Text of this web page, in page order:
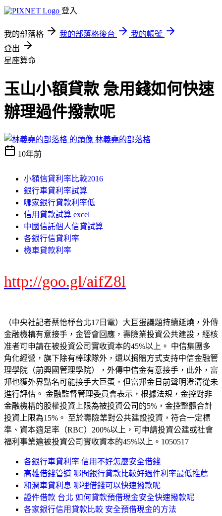
登入
我的部落格 我的部落格後台
我的帳號
登出
星座算命
玉山小額貸款 急用錢如何快速
辦理過件撥款呢
林義堯的部落格
10年前
小額信貸利率比較2016
銀行車貸利率試算
哪家銀行貸款利率低
信用貸款試算 excel
中國信託個人信貸試算
各銀行信貸利率
機車貸款利率
http://goo.gl/aifZ8l
（中央社記者蔡怡杼台北17日電）大巨蛋議題持續延燒，外傳
金融機構有意接手，金管會回應，壽險業投資公共建設，經核
准者可申請在被投資公司實收資本的45%以上。 中信集團多
角化經營，旗下除有棒球隊外，還以捐贈方式支持中信金融管
理學院（前興國管理學院），外傳中信金有意接手，此外，富
邦也獲外界點名可能接手大巨蛋，但富邦金日前聲明澄清從未
進行評估。 金融監督管理委員會表示，根據法規，金控對非
金融機構的股權投資上限為被投資公司的5%，金控整體合計
投資上限為15%。 至於壽險業對公共建設投資，符合一定標
準、資本適足率（RBC）200%以上，可申請投資公建或社會
福利事業逾被投資公司實收資本的45%以上。1050517
各銀行車貸利率 信用不好怎麼安全借錢
高雄借錢管道 哪間銀行貸款比較好過件利率最低推薦
和潤車貸利息 哪裡借錢可以快速撥款呢
證件借款 台北 如何貸款預借現金安全快速撥款呢
各家銀行信用貸款比較 安全預借現金的方法